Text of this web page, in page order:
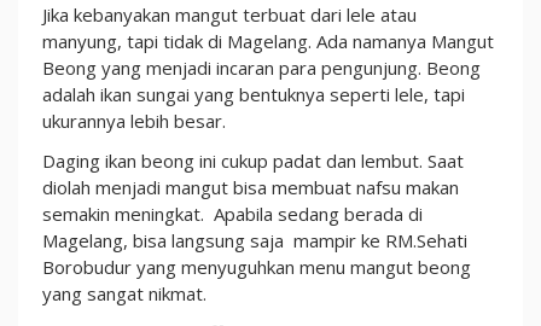
Jika kebanyakan mangut terbuat dari lele atau
manyung, tapi tidak di Magelang. Ada namanya Mangut
Beong yang menjadi incaran para pengunjung. Beong
adalah ikan sungai yang bentuknya seperti lele, tapi
ukurannya lebih besar.
Daging ikan beong ini cukup padat dan lembut. Saat
diolah menjadi mangut bisa membuat nafsu makan
semakin meningkat. Apabila sedang berada di
Magelang, bisa langsung saja mampir ke RM.Sehati
Borobudur yang menyuguhkan menu mangut beong
yang sangat nikmat.